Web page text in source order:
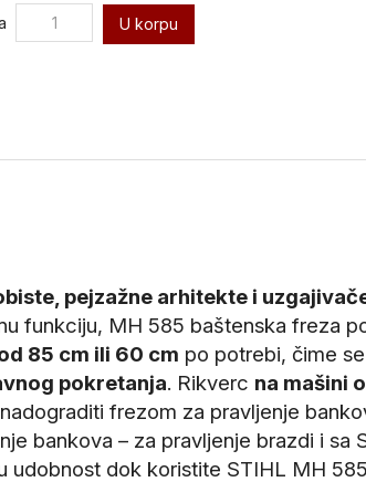
U korpu
pejzažne arhitekte i
funkciju, MH 585 baštenska freza
85 cm ili 60 cm po potrebi, čime
pokretanja. Rikverc na mašini
frezom za pravljenje
bankova – za pravljenje brazdi i sa
udobnost dok koristite STIHL MH